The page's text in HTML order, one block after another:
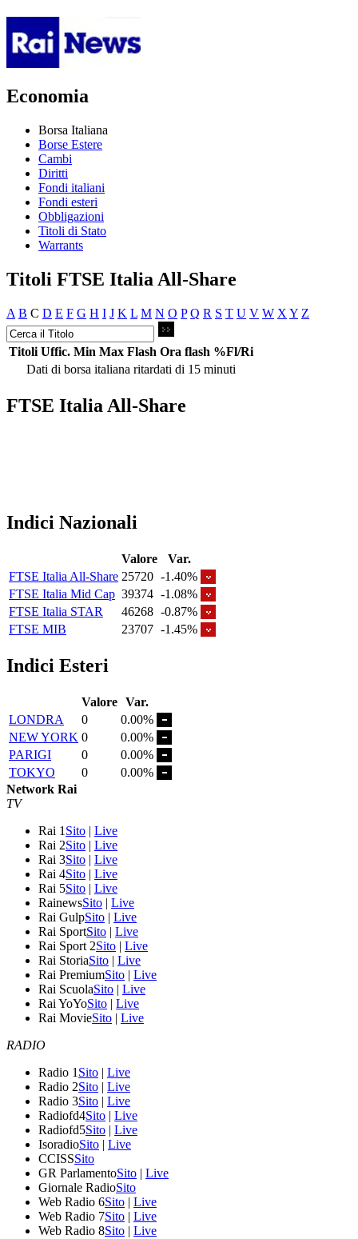
Economia
Borsa Italiana
Borse Estere
Cambi
Diritti
Fondi italiani
Fondi esteri
Obbligazioni
Titoli di Stato
Warrants
Titoli FTSE Italia All-Share
A B C D E F G H I J K L M N O P Q R S T U V W X Y Z
Titoli Uffic. Min Max Flash Ora flash %Fl/Ri
Dati di borsa italiana ritardati di 15 minuti
FTSE Italia All-Share
Indici Nazionali
Valore
Var.
FTSE Italia All-Share 25720 -1.40%
FTSE Italia Mid Cap 39374 -1.08%
FTSE Italia STAR
46268 -0.87%
FTSE MIB
23707 -1.45%
Indici Esteri
Valore Var.
LONDRA
0
0.00%
NEW YORK 0
0.00%
PARIGI
0
0.00%
TOKYO
0
0.00%
Network Rai
TV
Rai 1 Sito | Live
Rai 2Sito | Live
Rai 3Sito | Live
Rai 4Sito | Live
Rai 5Sito | Live
RainewsSito | Live
Rai GulpSito | Live
Rai SportSito | Live
Rai Sport 2Sito | Live
Rai StoriaSito | Live
Rai PremiumSito | Live
Rai ScuolaSito | Live
Rai YoYoSito | Live
Rai MovieSito | Live
RADIO
Radio 1 Sito | Live
Radio 2Sito | Live
Radio 3Sito | Live
Radiofd4Sito | Live
Radiofd5Sito | Live
IsoradioSito | Live
CCISSSito
GR ParlamentoSito | Live
Giornale RadioSito
Web Radio 6Sito | Live
Web Radio 7Sito | Live
Web Radio 8Sito | Live